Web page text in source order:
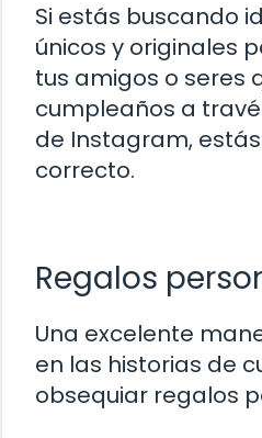
Si estás buscando
únicos y originales
tus amigos o seres
cumpleaños a
de Instagram,
correcto.
Regalos
Una excelente
en las historias de
obsequiar regalos